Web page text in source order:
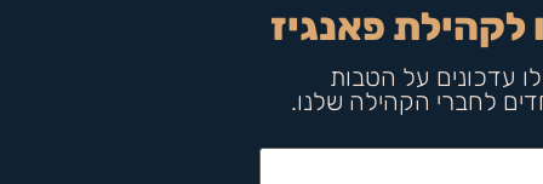
לקהילת פאנגיז
עדכונים על הטבות
לחברי הקהילה שלנו.